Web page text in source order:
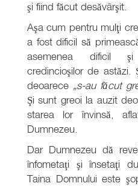
şi fiind făcut desăvârşit.
Aşa cum pentru mulţi
a fost dificil să
asemenea dificil
credincioşilor de astăzi.
deoarece „s-au făcut
Şi sunt greoi la auzit
starea lor învinsă,
Dumnezeu.
Dar Dumnezeu dă
înfometaţi şi însetaţi
Taina Domnului este